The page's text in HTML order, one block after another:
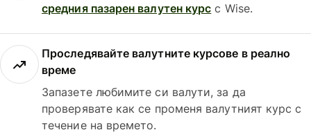
средния пазарен валутен курс с Wise.
Проследявайте валутните курсове в реално
време
Запазете любимите си валути, за да
проверявате как се променя валутният курс с
течение на времето.